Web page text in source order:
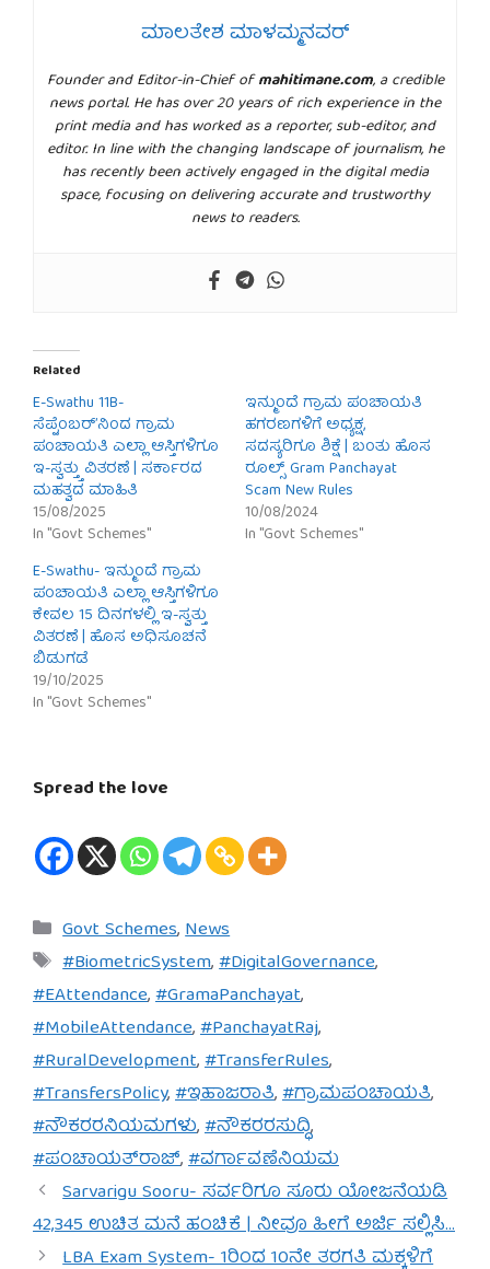
ಮಾಲತೇಶ ಮಾಳಮ್ಮನವರ್
Founder and Editor-in-Chief ofmahitimane.com, a credible
news portal. He has over 20 years of rich experience in the
print media and has worked as a reporter, sub-editor, and
editor. In line with the changing landscape of journalism, he
has recently been actively engaged in the digital media
space, focusing on delivering accurate and trustworthy
news to readers.
Related
E-Swathu 11B-
ಸೆಪ್ಟೆಂಬರ್’ನಿಂದ ಗ್ರಾಮ
ಪಂಚಾಯತಿ ಎಲ್ಲಾ ಆಸ್ತಿಗಳಿಗೂ
ಇ-ಸ್ವತ್ತ್ತು ವಿತರಣೆ | ಸರ್ಕಾರದ
ಮಹತ್ವದ ಮಾಹಿತಿ
15/08/2025
In "Govt Schemes"
ಇನ್ಮುಂದೆ ಗ್ರಾಮ ಪಂಚಾಯತಿ
ಹಗರಣಗಳಿಗೆ ಅಧ್ಯಕ್ಷ,
ಸದಸ್ಯರಿಗೂ ಶಿಕ್ಷೆ | ಬಂತು ಹೊಸ
ರೂಲ್ಸ್ Gram Panchayat
Scam New Rules
10/08/2024
In "Govt Schemes"
E-Swathu- ಇನ್ಮುಂದೆ ಗ್ರಾಮ
ಪಂಚಾಯತಿ ಎಲ್ಲಾ ಆಸ್ತಿಗಳಿಗೂ
ಕೇವಲ 15 ದಿನಗಳಲ್ಲಿ ಇ-ಸ್ವತ್ತು
ವಿತರಣೆ | ಹೊಸ ಅಧಿಸೂಚನೆ
ಬಿಡುಗಡೆ
19/10/2025
In "Govt Schemes"
Spread the love
Categories
Govt Schemes,News
Tags
#BiometricSystem,#DigitalGovernance,
#EAttendance,#GramaPanchayat,
#MobileAttendance,#PanchayatRaj,
#RuralDevelopment,#TransferRules,
#TransfersPolicy,#ಇಹಾಜರಾತಿ,#ಗ್ರಾಮಪಂಚಾಯತಿ,
#ನೌಕರರನಿಯಮಗಳು,#ನೌಕರರಸುದ್ಧಿ,
#ಪಂಚಾಯತ್‌ರಾಜ್,#ವರ್ಗಾವಣೆನಿಯಮ
Sarvarigu Sooru- ಸರ್ವರಿಗೂ ಸೂರು ಯೋಜನೆಯಡಿ
42,345 ಉಚಿತ ಮನೆ ಹಂಚಿಕೆ | ನೀವೂ ಹೀಗೆ ಅರ್ಜಿ ಸಲ್ಲಿಸಿ…
LBA Exam System- 1ರಿಂದ 10ನೇ ತರಗತಿ ಮಕ್ಕಳಿಗೆ